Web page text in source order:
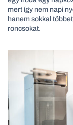
mert így nem napi
hanem sokkal
roncsokat.